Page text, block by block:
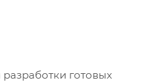
готовых